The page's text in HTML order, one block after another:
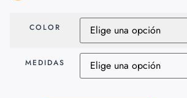
COLOR
MEDIDAS